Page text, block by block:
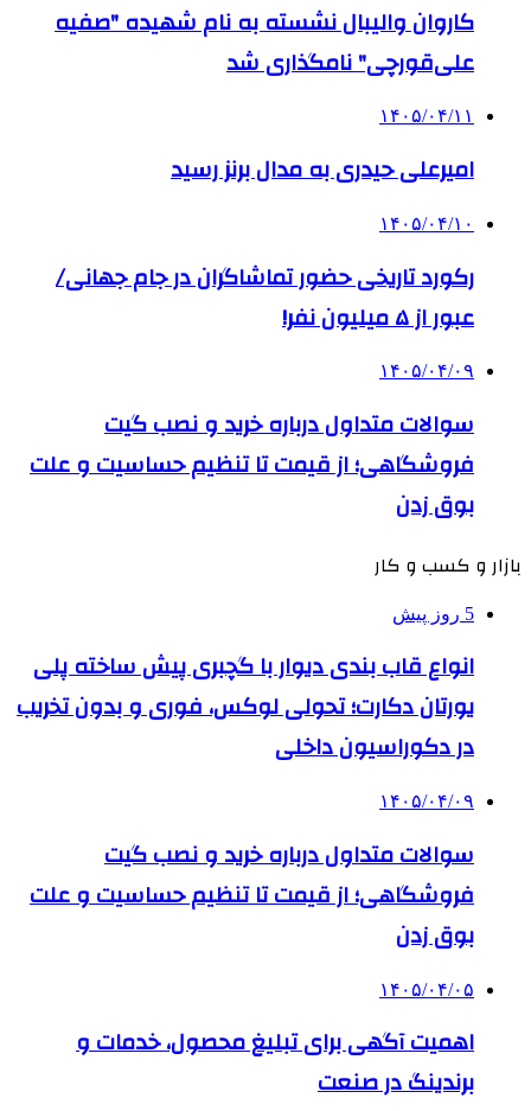
کاروان والیبال نشسته به نام شهیده "صفیه
علی‌قورچی" نامگذاری شد
۱۴۰۵/۰۴/۱۱
امیرعلی حیدری به مدال برنز رسید
۱۴۰۵/۰۴/۱۰
رکورد تاریخی حضور تماشاگران در جام جهانی/
عبور از ۵ میلیون نفر!
۱۴۰۵/۰۴/۰۹
سوالات متداول درباره خرید و نصب گیت
فروشگاهی؛ از قیمت تا تنظیم حساسیت و علت
بوق زدن
بازار و کسب و کار
5 روز پیش
انواع قاب بندی دیوار با گچبری پیش ساخته پلی
یورتان دکارت؛ تحولی لوکس، فوری و بدون تخریب
در دکوراسیون داخلی
۱۴۰۵/۰۴/۰۹
سوالات متداول درباره خرید و نصب گیت
فروشگاهی؛ از قیمت تا تنظیم حساسیت و علت
بوق زدن
۱۴۰۵/۰۴/۰۵
اهمیت آگهی برای تبلیغ محصول، خدمات و
برندینگ در صنعت